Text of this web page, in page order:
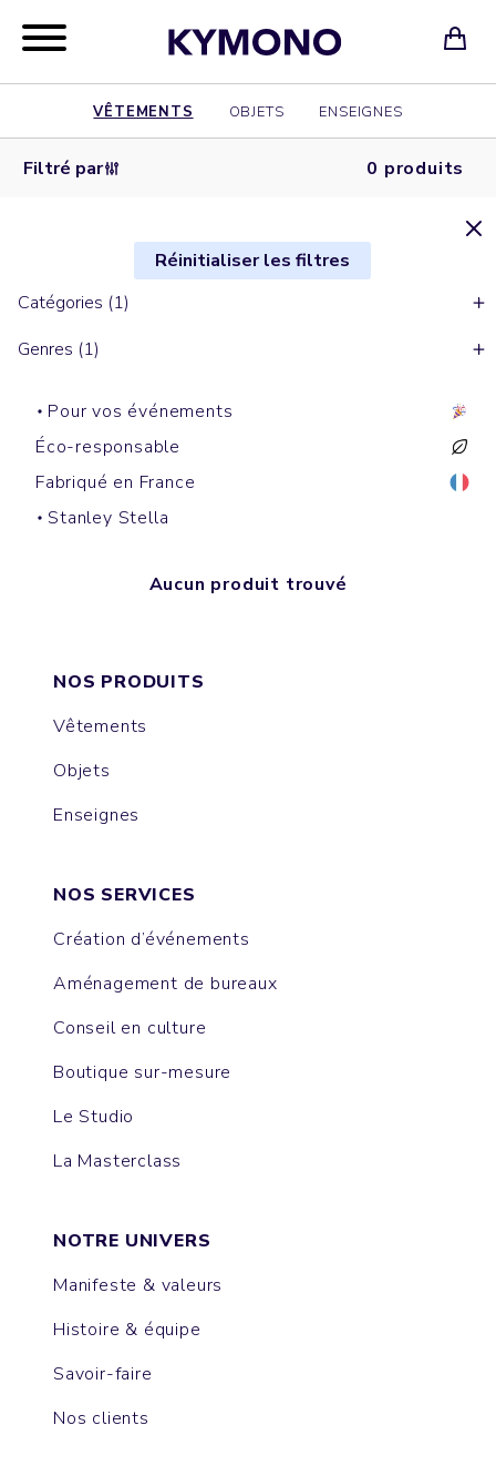
VÊTEMENTS OBJETS ENSEIGNES
Filtré par 0 produits
Réinitialiser les filtres
Catégories (1)
Genres (1)
Pour vos événements
Éco-responsable
Fabriqué en France
Stanley Stella
Aucun produit trouvé
NOS PRODUITS
Vêtements
Objets
Enseignes
NOS SERVICES
Création d’événements
Aménagement de bureaux
Conseil en culture
Boutique sur-mesure
Le Studio
La Masterclass
NOTRE UNIVERS
Manifeste & valeurs
Histoire & équipe
Savoir-faire
Nos clients